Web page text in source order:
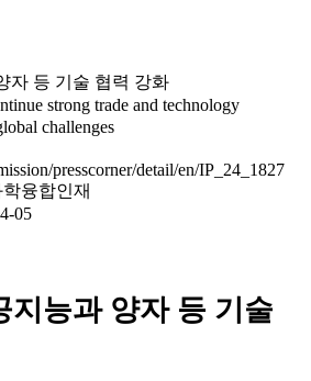
자 등 기술 협력 강화
strong trade and technology
challenges
presscorner/detail/en/IP_24_1827
융합인재
05
지능과 양자 등 기술